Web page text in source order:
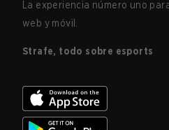
La experiencia número uno
web y móvil.
Strafe, todo sobre esports